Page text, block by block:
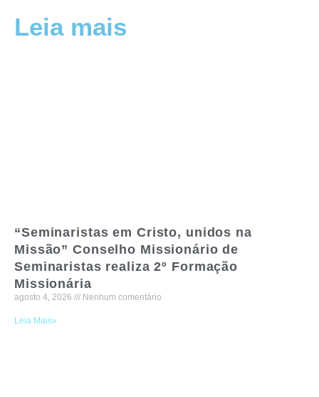
Leia mais
“Seminaristas em Cristo, unidos na
Missão” Conselho Missionário de
Seminaristas realiza 2º Formação
Missionária
agosto 4, 2026 Nenhum comentário
Leia Mais»